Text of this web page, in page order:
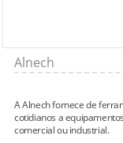
Alnech
A Alnech fornece de
cotidianos a
comercial ou industrial.